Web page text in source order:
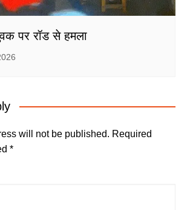
पर रॉड से हमला
will not be published. Required
*